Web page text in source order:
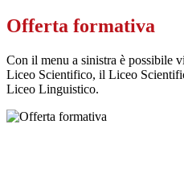
Offerta formativa
Con il menu a sinistra è possibile
Liceo Scientifico, il Liceo
Liceo Linguistico.